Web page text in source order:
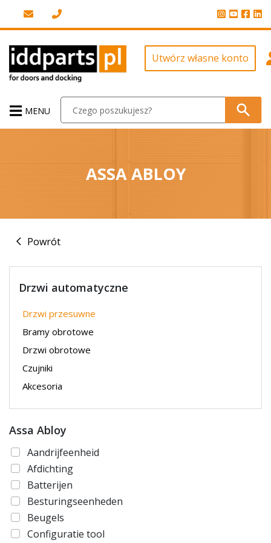
Utwórz własne konto
MENU
ASSA ABLOY
Powrót
Drzwi automatyczne
Drzwi przesuwne
Bramy obrotowe
Drzwi obrotowe
Czujniki
Akcesoria
Assa Abloy
Aandrijfeenheid
Afdichting
Batterijen
Besturingseenheden
Beugels
Configuratie tool